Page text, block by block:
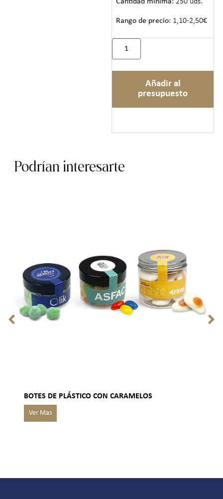
Cantidad mínima: 250 uds.
Rango de precio: 1,10-2,50€
Añadir al
presupuesto
Podrían interesarte
BOTES DE PLÁSTICO CON CARAMELOS